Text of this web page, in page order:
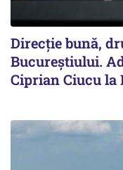
Direcție bună,
Bucureștiului.
Ciprian Ciucu la